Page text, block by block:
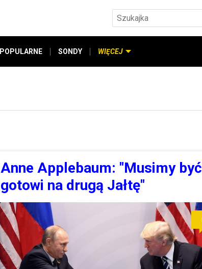
POPULARNE SONDY WIĘCEJ
Anne Applebaum: "Musimy być
gotowi na drugą Jałtę"